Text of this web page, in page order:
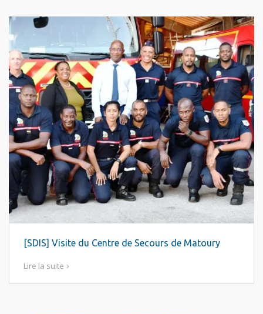
[SDIS] Visite du Centre de Secours de Matoury
Lire la suite